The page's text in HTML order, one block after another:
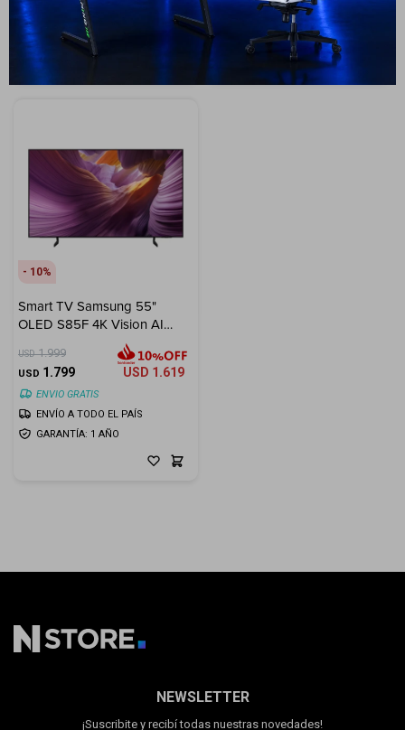
GARANTÍA: 1 AÑO
ENVÍO A TODO EL PAÍS
GARANTÍA: 1 AÑO
ENVÍO A TODO EL PAÍS
10
Smart TV Samsung 55"
OLED S85F 4K Vision AI
USD 1.999
USD 1.799 USD 1.619
ENVIO GRATIS
GARANTÍA: 1 AÑO
ENVÍO A TODO EL PAÍS
NEWSLETTER
¡Suscribite y recibí todas nuestras novedades!